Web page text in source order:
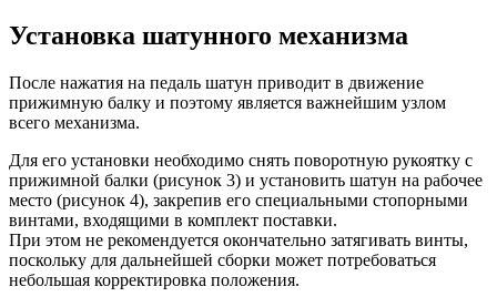
Установка шатунного механизма
После нажатия на педаль шатун приводит в движение
прижимную балку и поэтому является важнейшим узлом
всего механизма.
Для его установки необходимо снять поворотную рукоятку с
прижимной балки (рисунок 3) и установить шатун на рабочее
место (рисунок 4), закрепив его специальными стопорными
винтами, входящими в комплект поставки.
При этом не рекомендуется окончательно затягивать винты,
поскольку для дальнейшей сборки может потребоваться
небольшая корректировка положения.